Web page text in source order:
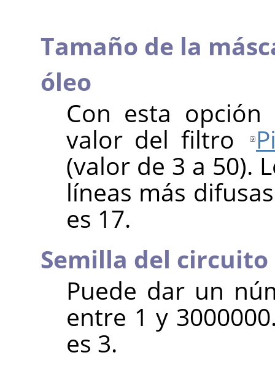
Tamaño de la
óleo
Con esta
valor del filtro
(valor de 3 a 50).
líneas más
es 17.
Semilla del circuito
Puede dar un
entre 1 y
es 3.